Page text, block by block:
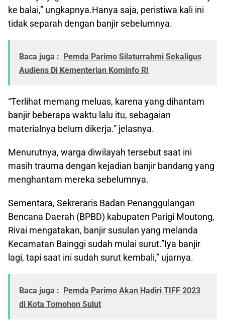
ke balai,” ungkapnya.Hanya saja, peristiwa kali ini
tidak separah dengan banjir sebelumnya.
Baca juga : Pemda Parimo Silaturrahmi Sekaligus
Audiens Di Kementerian Kominfo RI
“Terlihat memang meluas, karena yang dihantam
banjir beberapa waktu lalu itu, sebagaian
materialnya belum dikerja.” jelasnya.
Menurutnya, warga diwilayah tersebut saat ini
masih trauma dengan kejadian banjir bandang yang
menghantam mereka sebelumnya.
Sementara, Sekreraris Badan Penanggulangan
Bencana Daerah (BPBD) kabupaten Parigi Moutong,
Rivai mengatakan, banjir susulan yang melanda
Kecamatan Bainggi sudah mulai surut.”Iya banjir
lagi, tapi saat ini sudah surut kembali,” ujarnya.
Baca juga : Pemda Parimo Akan Hadiri TIFF 2023
di Kota Tomohon Sulut